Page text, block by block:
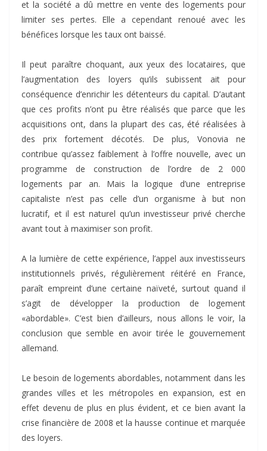
et la société a dû mettre en vente des logements pour
limiter ses pertes. Elle a cependant renoué avec les
bénéfices lorsque les taux ont baissé.
Il peut paraître choquant, aux yeux des locataires, que
l’augmentation des loyers qu’ils subissent ait pour
conséquence d’enrichir les détenteurs du capital. D’autant
que ces profits n’ont pu être réalisés que parce que les
acquisitions ont, dans la plupart des cas, été réalisées à
des prix fortement décotés. De plus, Vonovia ne
contribue qu’assez faiblement à l’offre nouvelle, avec un
programme de construction de l’ordre de 2 000
logements par an. Mais la logique d’une entreprise
capitaliste n’est pas celle d’un organisme à but non
lucratif, et il est naturel qu’un investisseur privé cherche
avant tout à maximiser son profit.
A la lumière de cette expérience, l’appel aux investisseurs
institutionnels privés, régulièrement réitéré en France,
paraît empreint d’une certaine naïveté, surtout quand il
s’agit de développer la production de logement
«abordable». C’est bien d’ailleurs, nous allons le voir, la
conclusion que semble en avoir tirée le gouvernement
allemand.
Le besoin de logements abordables, notamment dans les
grandes villes et les métropoles en expansion, est en
effet devenu de plus en plus évident, et ce bien avant la
crise financière de 2008 et la hausse continue et marquée
des loyers.